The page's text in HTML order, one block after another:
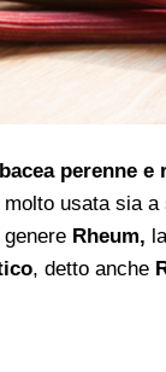
perenne e
molto usata sia
Rheum,
, detto anche